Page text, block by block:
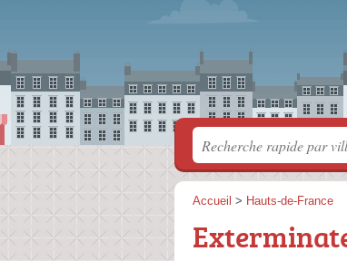
Accueil > Hauts-de-France